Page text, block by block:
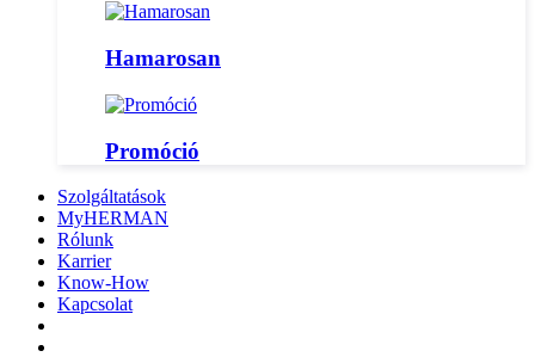
Hamarosan
Promóció
Szolgáltatások
MyHERMAN
Rólunk
Karrier
Know-How
Kapcsolat